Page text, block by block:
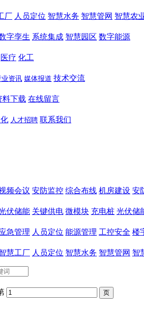
厂 人员定位 智慧水务 智慧管网 智慧农
字孪生 系统集成 智慧园区 数字能源
医疗 化工
业资讯 媒体报道 技术交流
料下载 在线留言
人才招聘 联系我们
频会议 安防监控 综合布线 机房建设 安
伏储能 关键供电 微模块 充电桩 光伏储
急管理 人员定位 能源管理 工控安全 楼
慧工厂 人员定位 智慧水务 智慧管网 智